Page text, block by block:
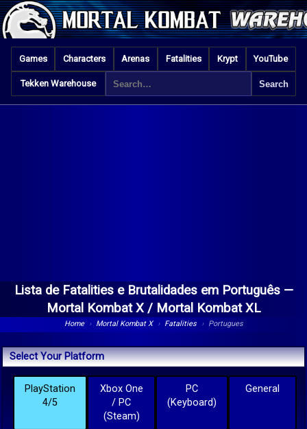
Games Characters Arenas Fatalities Krypt YouTube
Tekken Warehouse
Lista de Fatalities e Brutalidades em Português —
Mortal Kombat X / Mortal Kombat XL
Home › Mortal Kombat X › Fatalities › Portugues
Select Your Platform
PlayStation
4/5
Xbox One
/ PC
(Steam)
PC
(Keyboard)
General